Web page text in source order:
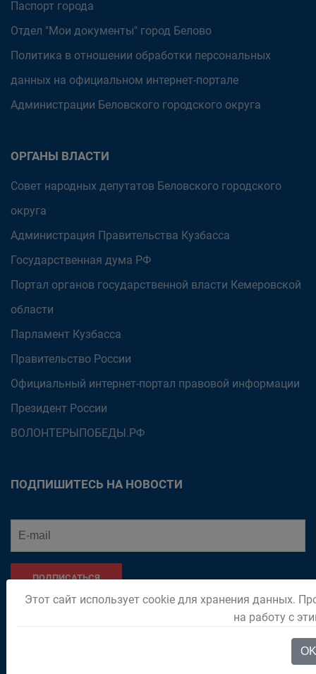
Паспорт города
Отдел "Мои документы" город Белово
Политика в отношении обработки персональных
данных на официальном интернет-портале
Администрации Беловского городского округа
ОРГАНЫ ВЛАСТИ
Совет народных депутатов Беловского городского
округа
Администрация Правительства Кузбасса
Государственная дума РФ
Портал органов государственной власти Кемеровской
области
Парламент Кузбасса
Правительство России
Официальный интернет-портал правовой информации
Президент России
ВОЛОНТЕРЫПОБЕДЫ.РФ
ПОДПИШИТЕСЬ НА НОВОСТИ
ПОДПИСАТЬСЯ
Администрация Беловского городского округа © 2018
Этот сайт использует cookie для хранения данных.
на работу с
OK